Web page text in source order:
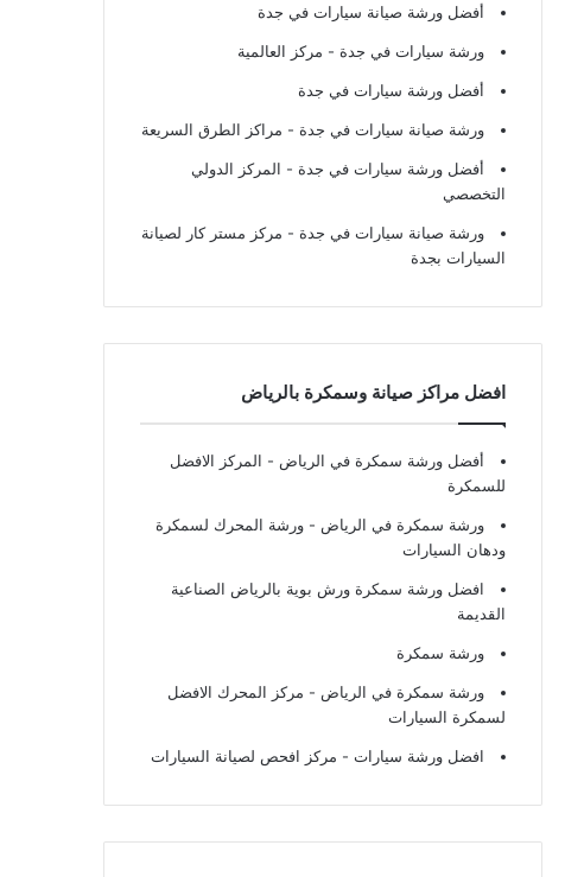
أفضل ورشة صيانة سيارات في جدة
ورشة سيارات في جدة - مركز العالمية
أفضل ورشة سيارات في جدة
ورشة صيانة سيارات في جدة - مراكز الطرق السريعة
أفضل ورشة سيارات في جدة - المركز الدولي
التخصصي
ورشة صيانة سيارات في جدة - مركز مستر كار لصيانة
السيارات بجدة
افضل مراكز صيانة وسمكرة بالرياض
أفضل ورشة سمكرة في الرياض - المركز الافضل
للسمكرة
ورشة سمكرة في الرياض - ورشة المحرك لسمكرة
ودهان السيارات
افضل ورشة سمكرة ورش بوية بالرياض الصناعية
القديمة
ورشة سمكرة
ورشة سمكرة في الرياض - مركز المحرك الافضل
لسمكرة السيارات
افضل ورشة سيارات - مركز افحص لصيانة السيارات